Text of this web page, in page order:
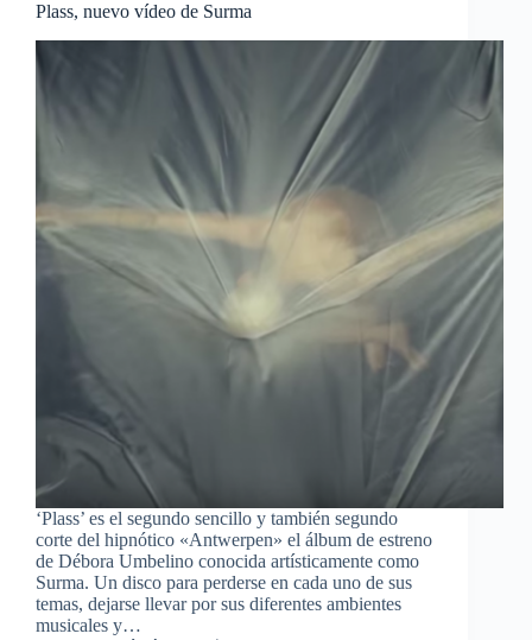
Plass, nuevo vídeo de Surma
‘Plass’ es el segundo sencillo y también segundo
corte del hipnótico «Antwerpen» el álbum de estreno
de Débora Umbelino conocida artísticamente como
Surma. Un disco para perderse en cada uno de sus
temas, dejarse llevar por sus diferentes ambientes
musicales y…